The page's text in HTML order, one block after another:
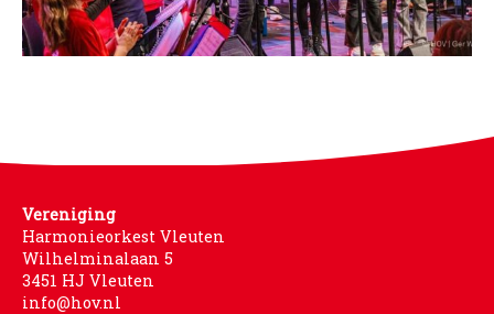
Wie zijn we?
Bestuur
Vereniging
Harmonieorkest Vleuten
Wilhelminalaan 5
3451 HJ Vleuten
info@hov.nl